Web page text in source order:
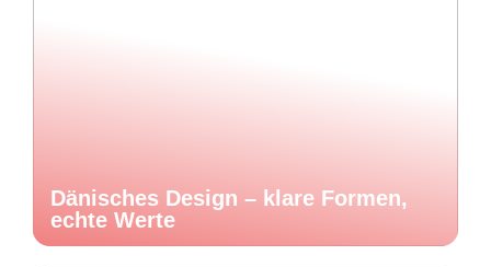
Dänisches Design – klare Formen,
echte Werte